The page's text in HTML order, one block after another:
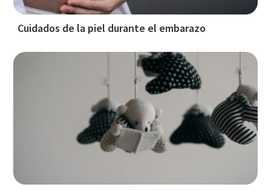
Cuidados de la piel durante el embarazo